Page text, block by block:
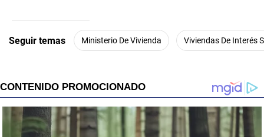
minute,
11
Seguir temas Ministerio De Vivienda Viviendas De Interés